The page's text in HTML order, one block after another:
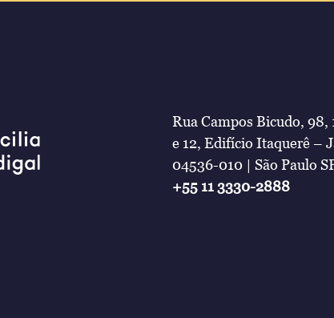
Rua Campos Bicudo, 98,
e 12, Edifício Itaquerê –
04536-010 | São Paulo
+55 11 3330-2888